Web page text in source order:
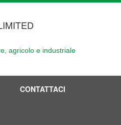
agricolo e industriale
CONTATTACI